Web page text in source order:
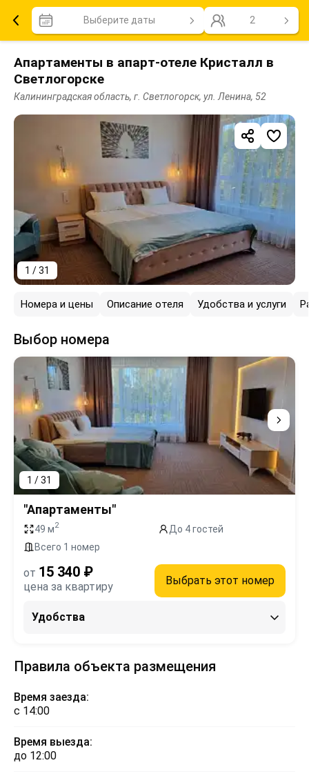
Выберите даты 2
Апартаменты в апарт-отеле Кристалл в
Светлогорске
Калининградская область, г. Светлогорск, ул. Ленина, 52
1 / 31
Номера и цены Описание отеля Удобства и услуги
Выбор номера
1 / 31
"Апартаменты"
49 м2
До 4 гостей
Всего 1 номер
от 15 340 ₽
цена за квартиру Выбрать этот номер
Удобства
Правила объекта размещения
Время заезда:
с 14:00
Время выезда:
до 12:00